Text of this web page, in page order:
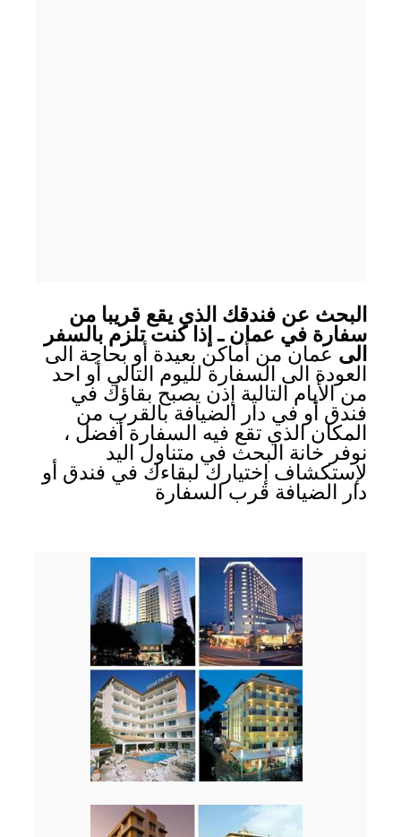
البحث عن فندقك الذي يقع قريبا من
سفارة في عمان ـ إذا كنت تلزم بالسفر
الى عمان من أماكن بعيدة أو بحاجة الى
العودة الى السفارة لليوم التالي أو احد
من الأيام التالية إذن يصبح بقاؤك في
فندق أو في دار الضيافة بالقرب من
المكان الذي تقع فيه السفارة أفضل ،
نوفر خانة البحث في متناول اليد
لإستكشاف إختيارك لبقاءك في فندق أو
دار الضيافة قرب السفارة